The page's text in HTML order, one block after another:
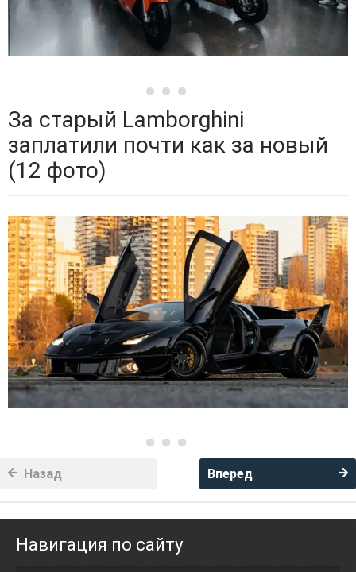
За старый Lamborghini
заплатили почти как за новый
(12 фото)
Вперед
Назад
Навигация по сайту